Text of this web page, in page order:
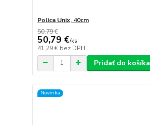
Polica Unix, 40cm
50,79 €
50,79 €/ks
41,29 € bez DPH
Pridať do košíka
Novinka